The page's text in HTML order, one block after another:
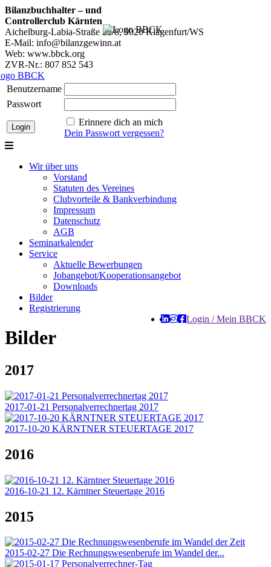
Bilanzbuchhalter – und
Controllerclub Kärnten
Aichelburg-Labia-Straße 22/8, 9020 Klagenfurt/WS
E-Mail: info@bilanzgewinn.at
Web: www.bbck.org
ZVR-Nr.: 807 852 543
Benutzername
Passwort
Erinnere dich an mich
Dein Passwort vergessen?
Wir über uns
Vorstand
Statuten des Vereines
Clubvorteile & Bankverbindung
Impressum
Datenschutz
AGB
Seminarkalender
Service
Aktuelle Bewerbungen
Jobangebot/Kooperationsangebot
Downloads
Bilder
Registrierung
Login / Mein BBCK
Bilder
2017
2017-01-21 Personalverrechnertag 2017
2017-10-20 KÄRNTNER STEUERTAGE 2017
2016
2016-10-21 12. Kärntner Steuertage 2016
2015
2015-02-27 Die Rechnungswesenberufe im Wandel der...